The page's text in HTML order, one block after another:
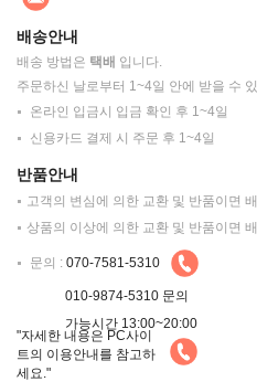
배송안내
배송 방법은 택배 입니다.
주문하신 날로부터 1~4일 안에 받을 수
온라인 입금시 입금 확인 후 1~4일
신용카드 결제 시 주문 후 1~4일
반품안내
고객의 변심에 의한 교환 및 반품이면
상품의 이상에 의한 교환 및 반품이면
문의 : 070-7581-5310
010-9874-5310 문의
가능시간 13:00~20:00
"자세한 내용은 PC사이
트의 이용안내를 참고하
세요."